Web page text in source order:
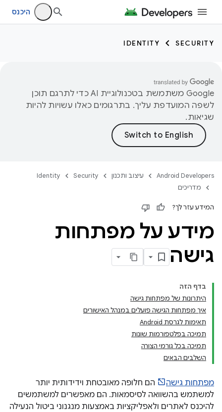
היכנס
SECURITY
IDENTITY
‫Google משתמשת בטכנולוגיית AI כדי לתרגם תוכן
לשפה המועדפת עליך. בתרגומים כאלו עשויות להיות
שגיאות.
Android Developers עיצוב ותכנון Security
Identity
מדריכים
המידע עזר לך?
מידע על מפתחות
גישה
בדף הזה
היתרונות של מפתחות גישה
איך מפתחות הגישה פועלים במנהל האישורים
תאימות לגרסת Android
תמיכה בפלטפורמות שונות
תמיכה בכל גורמי הצורה
השלבים הבאים
מפתחות גישה
הם חלופה מאובטחת וידידותית יותר
למשתמש בהשוואה לסיסמאות. הם מאפשרים למשתמשים
להיכנס לאתרים ולאפליקציות באמצעות מנגנוני ביטול הנעילה